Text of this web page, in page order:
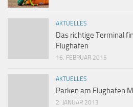
AKTUELLES
Das richtige Terminal
Flughafen
16. FEBRUAR 2015
AKTUELLES
Parken am Flughafen
2. JANUAR 2013